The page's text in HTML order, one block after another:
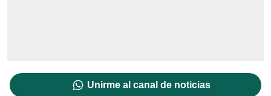
Unirme al canal de noticias